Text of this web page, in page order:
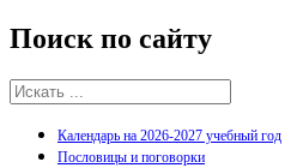
Поиск по сайту
Календарь на 2026-2027 учебный год
Пословицы и поговорки